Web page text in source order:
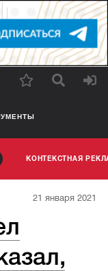
КОНТЕКСТНАЯ
21 января 2021